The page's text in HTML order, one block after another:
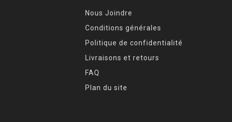
Nous Joindre
Conditions générales
Politique de confidentialité
Livraisons et retours
FAQ
Plan du site